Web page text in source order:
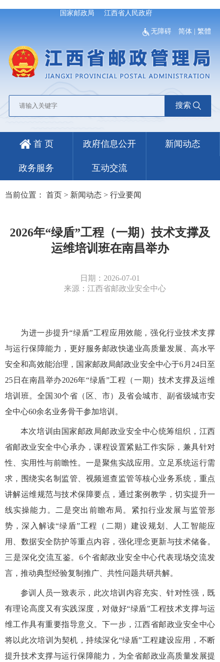
国家邮政局 江西省人民政府
无障碍 简体 |繁體
搜索
首 页 政府信息公开 新闻动态
政务服务 互动交流
当前位置： 首页 > 新闻动态 > 行业要闻
2026年“绿盾”工程（一期）技术支撑及
运维培训班在南昌举办
日期：2026-07-01
来源：江西省邮政业安全中心
为进一步提升“绿盾”工程应用效能，强化行业技术支撑
与运行保障能力，更好服务邮政快递业高质量发展、高水平
安全和高效能治理，国家邮政局邮政业安全中心于6月24日至
25日在南昌举办2026年“绿盾”工程（一期）技术支撑及运维
培训班。全国30个省（区、市）及省会城市、副省级城市安
全中心60余名业务骨干参加培训。
本次培训由国家邮政局邮政业安全中心统筹组织，江西
省邮政业安全中心承办，课程设置紧贴工作实际， 兼具针对
性、实用性与前瞻性。一是聚焦实战应用。立足系统运行需
求，围绕实名制监管、视频巡查监管等核心业务系统，重点
讲解运维规范与技术保障要点，通过案例教学，切实提升一
线实操能力。二是突出前瞻布局。紧扣行业发展与监管形
势，深入解读“绿盾”工程（二期）建设规划、人工智能应
用、数据安全防护等重点内容，强化理念更新与技术储备。
三是深化交流互鉴。6个省邮政业安全中心代表现场交流发
言，推动典型经验复制推广、共性问题共研共解。
参训人员一致表示，此次培训内容充实、针对性强，既
有理论高度又有实践深度，对做好“绿盾”工程技术支撑与运
维工作具有重要指导意义。下一步，江西省邮政业安全中心
将以此次培训为契机，持续深化“绿盾”工程建设应用，不断
提升技术支撑与运行保障能力，为全省邮政业高质量发展提